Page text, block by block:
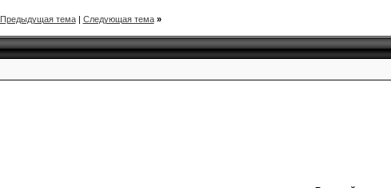
Предыдущая тема| Следующая тема »